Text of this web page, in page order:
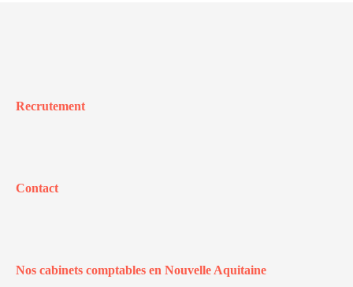
Recrutement
Contact
Nos cabinets comptables en Nouvelle Aquitaine